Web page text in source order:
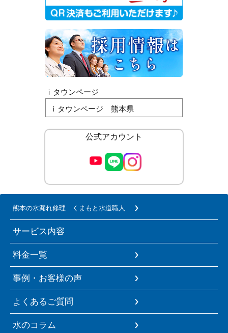
ｉタウンページ
ｉタウンページ 熊本県
公式アカウント
熊本の水漏れ修理 くまもと水道職人
サービス内容
料金一覧
事例・お客様の声
よくあるご質問
水のコラム